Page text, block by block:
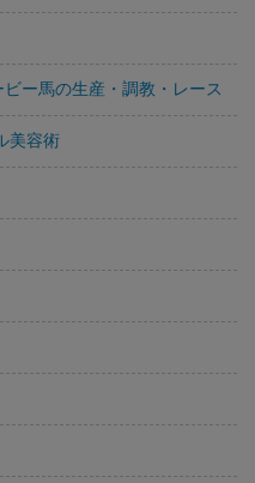
ー馬の生産・調教・レース
美容術